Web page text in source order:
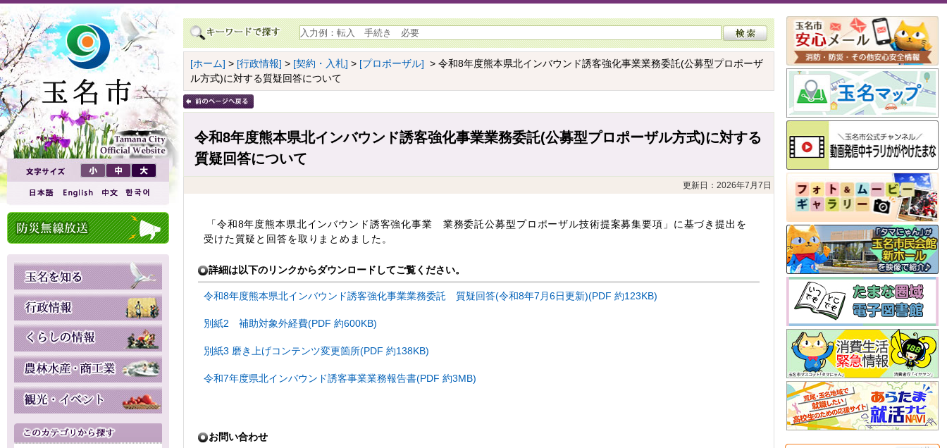
[ホーム] > [行政情報] > [契約・入札] > [プロポーザル] > 令和8年度熊本県北インバウンド誘客強化事業業務委託(公募型プロポーザ
ル方式)に対する質疑回答について
令和8年度熊本県北インバウンド誘客強化事業業務委託(公募型プロポーザル方式)に対する
質疑回答について
更新日：2026年7月7日
「令和8年度熊本県北インバウンド誘客強化事業 業務委託公募型プロポーザル技術提案募集要項」に基づき提出を
受けた質疑と回答を取りまとめました。
詳細は以下のリンクからダウンロードしてご覧ください。
令和8年度熊本県北インバウンド誘客強化事業業務委託 質疑回答(令和8年7月6日更新)(PDF 約123KB)
別紙2 補助対象外経費(PDF 約600KB)
別紙3 磨き上げコンテンツ変更箇所(PDF 約138KB)
令和7年度県北インバウンド誘客事業業務報告書(PDF 約3MB)
お問い合わせ